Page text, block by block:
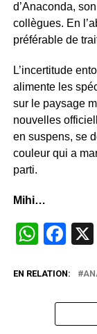
d’Anaconda,
collègues. En
préférable de
L’incertitude
alimente les
sur le paysage
nouvelles
en suspens, se
couleur qui a
parti.
Mihi…
EN RELATION: